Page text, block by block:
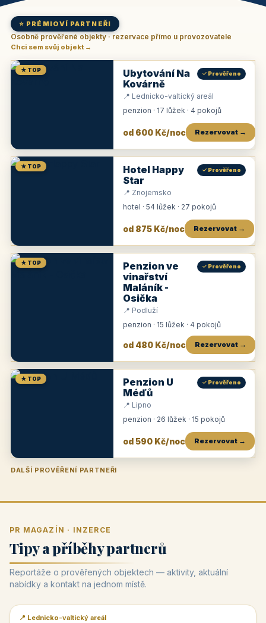
⭐ PRÉMIOVÍ PARTNEŘI
Osobně prověřené objekty · rezervace přímo u provozovatele
Chci sem svůj objekt →
★ TOP
Ubytování Na
Kovárně
✓ Prověřeno
📍 Lednicko-valtický areál
penzion · 17 lůžek · 4 pokojů
od 600 Kč/noc Rezervovat →
★ TOP
Hotel Happy
Star
✓ Prověřeno
📍 Znojemsko
hotel · 54 lůžek · 27 pokojů
od 875 Kč/noc Rezervovat →
★ TOP
Penzion ve
vinařství
Maláník -
Osička
✓ Prověřeno
📍 Podluží
penzion · 15 lůžek · 4 pokojů
od 480 Kč/noc Rezervovat →
★ TOP
Penzion U
Méďů
✓ Prověřeno
📍 Lipno
penzion · 26 lůžek · 15 pokojů
od 590 Kč/noc Rezervovat →
DALŠÍ PROVĚŘENÍ PARTNEŘI
Penzion U Zámku Pension Faber
PR MAGAZÍN · INZERCE
Tipy a příběhy partnerů
Reportáže o prověřených objektech — aktivity, aktuální
nabídky a kontakt na jednom místě.
📰 PR článek
📍 Lednicko-valtický areál